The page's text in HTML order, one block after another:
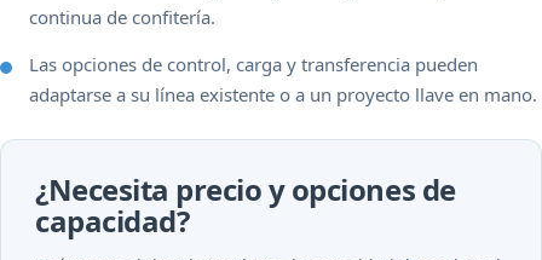
continua de confitería.
Las opciones de control, carga y transferencia pueden
adaptarse a su línea existente o a un proyecto llave en mano.
¿Necesita precio y opciones de
capacidad?